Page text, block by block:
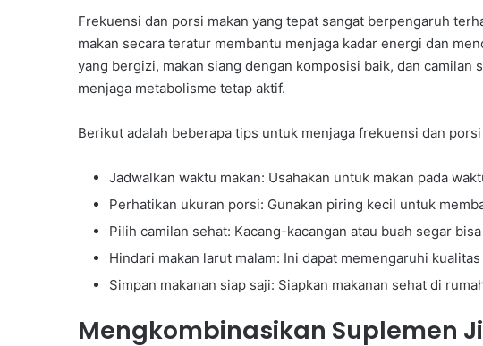
Frekuensi dan porsi makan yang tepat sangat berpengaruh
makan secara teratur membantu menjaga kadar energi dan
yang bergizi, makan siang dengan komposisi baik, dan camilan
menjaga metabolisme tetap aktif.
Berikut adalah beberapa tips untuk menjaga frekuensi dan porsi
Jadwalkan waktu makan: Usahakan untuk makan pada
Perhatikan ukuran porsi: Gunakan piring kecil untuk
Pilih camilan sehat: Kacang-kacangan atau buah segar
Hindari makan larut malam: Ini dapat memengaruhi
Simpan makanan siap saji: Siapkan makanan sehat di
Mengkombinasikan Suplemen